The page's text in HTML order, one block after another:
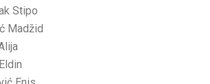
Stipo
Madžid